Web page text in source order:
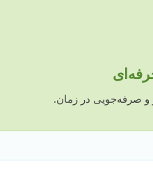
و صرفه‌جویی در زمان.